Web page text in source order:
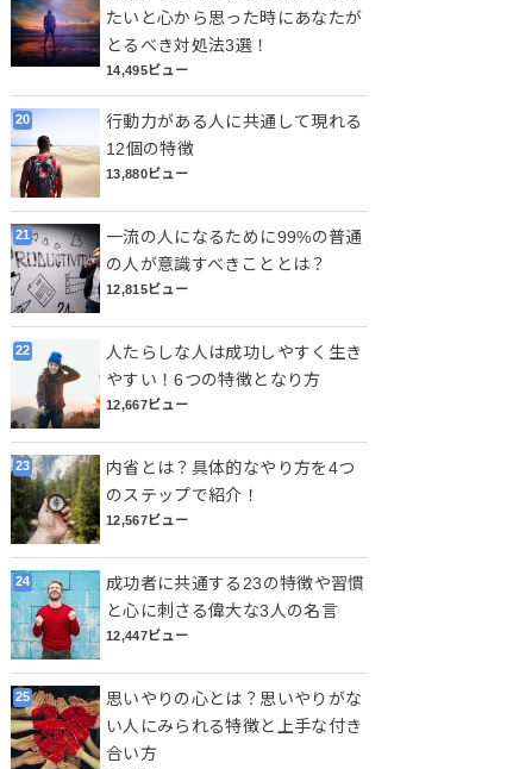
たいと心から思った時にあなたが
とるべき対処法3選！
14,495ビュー
行動力がある人に共通して現れる
12個の特徴
13,880ビュー
一流の人になるために99%の普通
の人が意識すべきこととは？
12,815ビュー
人たらしな人は成功しやすく生き
やすい！6つの特徴となり方
12,667ビュー
内省とは？具体的なやり方を4つ
のステップで紹介！
12,567ビュー
成功者に共通する23の特徴や習慣
と心に刺さる偉大な3人の名言
12,447ビュー
思いやりの心とは？思いやりがな
い人にみられる特徴と上手な付き
合い方